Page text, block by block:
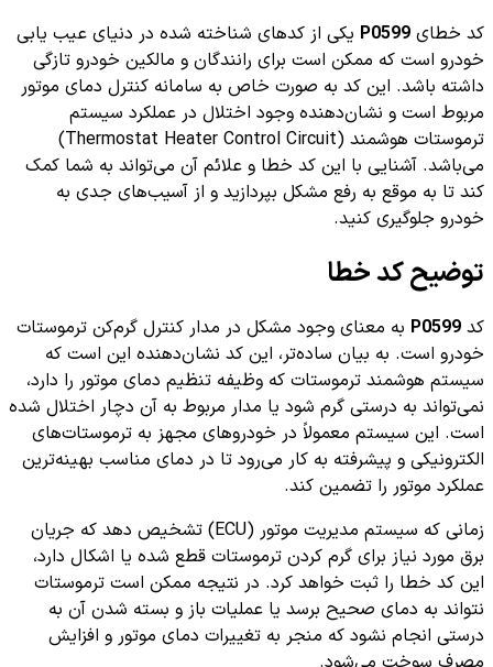
کد خطای P0599 یکی از کدهای شناخته شده در دنیای عیب یابی
خودرو است که ممکن است برای رانندگان و مالکین خودرو تازگی
داشته باشد. این کد به صورت خاص به سامانه کنترل دمای موتور
مربوط است و نشان‌دهنده وجود اختلال در عملکرد سیستم
ترموستات هوشمند (Thermostat Heater Control Circuit)
می‌باشد. آشنایی با این کد خطا و علائم آن می‌تواند به شما کمک
کند تا به موقع به رفع مشکل بپردازید و از آسیب‌های جدی به
خودرو جلوگیری کنید.
توضیح کد خطا
کد P0599 به معنای وجود مشکل در مدار کنترل گرم‌کن ترموستات
خودرو است. به بیان ساده‌تر، این کد نشان‌دهنده این است که
سیستم هوشمند ترموستات که وظیفه تنظیم دمای موتور را دارد،
نمی‌تواند به درستی گرم شود یا مدار مربوط به آن دچار اختلال شده
است. این سیستم معمولاً در خودروهای مجهز به ترموستات‌های
الکترونیکی و پیشرفته به کار می‌رود تا در دمای مناسب بهینه‌ترین
عملکرد موتور را تضمین کند.
زمانی که سیستم مدیریت موتور (ECU) تشخیص دهد که جریان
برق مورد نیاز برای گرم کردن ترموستات قطع شده یا اشکال دارد،
این کد خطا را ثبت خواهد کرد. در نتیجه ممکن است ترموستات
نتواند به دمای صحیح برسد یا عملیات باز و بسته شدن آن به
درستی انجام نشود که منجر به تغییرات دمای موتور و افزایش